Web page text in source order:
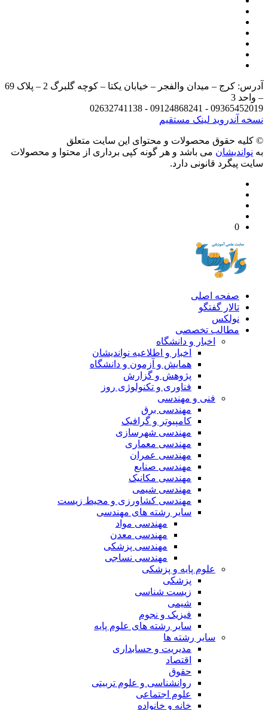
آدرس: کرج – میدان والفجر – خیابان یکتا – کوچه گلبرگ 2 – پلاک 69
3
09365452019 - 09124868241 -
آندرویدلینک مستقیم
حقوق محصولات و محتوای اين سایت متعلق
می باشد و هر گونه کپی برداری از محتوا و محصولات
پیگرد قانونی دارد.
صفحه اصلی
تالار گفتگو
نولکس
مطالب تخصصی
اخبار و دانشگاه
اخبار و اطلاعیه نواندیشان
همایش و آزمون و دانشگاه
پژوهش و گزارش
فناوری و تکنولوژی روز
فنی و مهندسی
مهندسی برق
کامپیوتر و گرافیک
مهندسی شهرسازی
مهندسی معماری
مهندسی عمران
مهندسی صنایع
مهندسی مکانیک
مهندسی شیمی
مهندسی کشاورزی و محیط زیست
سایر رشته های مهندسی
مهندسی مواد
مهندسی معدن
مهندسی پزشکی
مهندسی نساجی
علوم پایه و پزشکی
پزشکی
زیست شناسی
شیمی
فیزیک و نجوم
سایر رشته های علوم پایه
سایر رشته ها
مدیریت و حسابداری
اقتصاد
حقوق
روانشناسی و علوم تربیتی
علوم اجتماعی
خانه و خانواده